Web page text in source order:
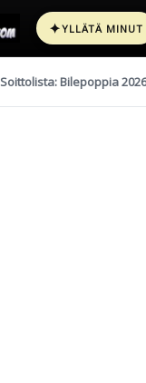
✦YLLÄTÄ MINUT
Soittolista: Bilepoppia